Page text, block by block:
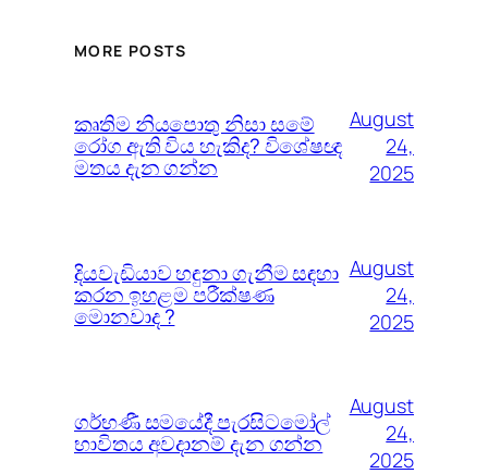
MORE POSTS
කෘතිම නියපොතු නිසා සමේ
රෝග ඇති විය හැකිද? විශේෂඥ
මතය දැන ගන්න
August
24,
2025
දියවැඩියාව හඳුනා ගැනීම සඳහා
කරන ඉහළම පරීක්ෂණ
මොනවාද ?
August
24,
2025
ගර්භණී සමයේදී පැරසිටමෝල්
භාවිතය අවදානම් දැන ගන්න
August
24,
2025